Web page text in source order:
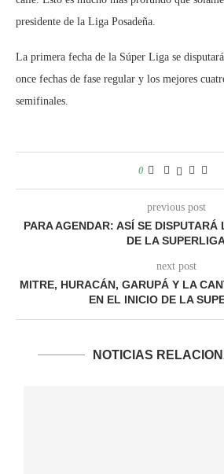
presidente de la Liga Posadeña.
La primera fecha de la Súper Liga se
once fechas de fase regular y los mejores
semifinales.
0
previous post
PARA AGENDAR: ASÍ SE DISPUTARÁ
DE LA
next post
MITRE, HURACÁN, GARUPÁ Y LA
EN EL INICIO DE LA
NOTICIAS